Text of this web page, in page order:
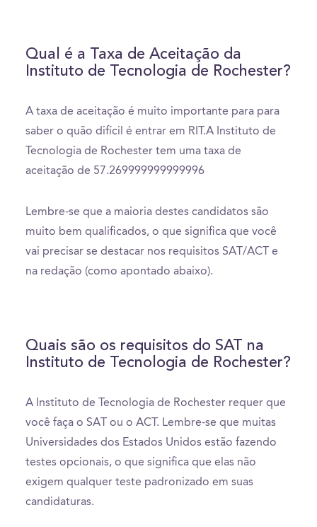
Qual é a Taxa de Aceitação da
Instituto de Tecnologia de Rochester?
A taxa de aceitação é muito importante para para
saber o quão difícil é entrar em RIT.A Instituto de
Tecnologia de Rochester tem uma taxa de
aceitação de 57.269999999999996
Lembre-se que a maioria destes candidatos são
muito bem qualificados, o que significa que você
vai precisar se destacar nos requisitos SAT/ACT e
na redação (como apontado abaixo).
Quais são os requisitos do SAT na
Instituto de Tecnologia de Rochester?
A Instituto de Tecnologia de Rochester requer que
você faça o SAT ou o ACT. Lembre-se que muitas
Universidades dos Estados Unidos estão fazendo
testes opcionais, o que significa que elas não
exigem qualquer teste padronizado em suas
candidaturas.